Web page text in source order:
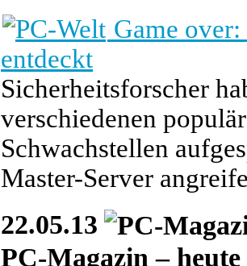
Game
entdeckt
Sicherheitsforscher
verschiedenen
Schwachstellen
Master-Server
22.05.13
PC-Magazin –